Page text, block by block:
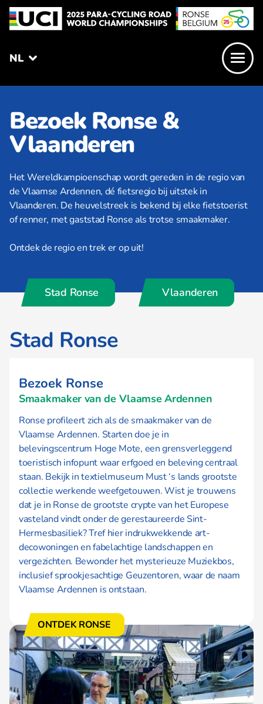
NL
Bezoek Ronse &
Vlaanderen
Het Wereldkampioenschap wordt gereden in de regio van
de Vlaamse Ardennen, dé fietsregio bij uitstek in
Vlaanderen. De heuvelstreek is bekend bij elke fietstoerist
of renner, met gaststad Ronse als trotse smaakmaker.
Ontdek de regio en trek er op uit!
Stad Ronse Vlaanderen
Stad Ronse
Bezoek Ronse
Smaakmaker van de Vlaamse Ardennen
Ronse profileert zich als de smaakmaker van de
Vlaamse Ardennen. Starten doe je in
belevingscentrum Hoge Mote, een grensverleggend
toeristisch infopunt waar erfgoed en beleving centraal
staan. Bekijk in textielmuseum Must ‘s lands grootste
collectie werkende weefgetouwen. Wist je trouwens
dat je in Ronse de grootste crypte van het Europese
vasteland vindt onder de gerestaureerde Sint-
Hermesbasiliek? Tref hier indrukwekkende art-
decowoningen en fabelachtige landschappen en
vergezichten. Bewonder het mysterieuze Muziekbos,
inclusief sprookjesachtige Geuzentoren, waar de naam
Vlaamse Ardennen is ontstaan.
ONTDEK RONSE